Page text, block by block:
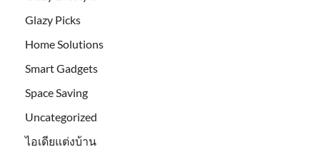
Glazy Picks
Home Solutions
Smart Gadgets
Space Saving
Uncategorized
ไอเดียแต่งบ้าน